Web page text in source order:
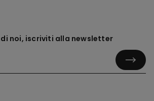
di noi, iscriviti alla newsletter